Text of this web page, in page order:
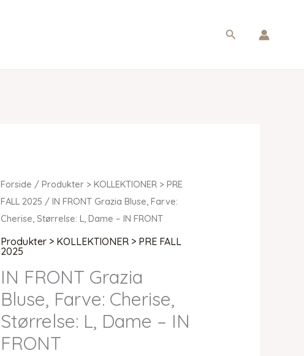
Søg
Forside /Produkter > KOLLEKTIONER > PRE
FALL 2025 / IN FRONT Grazia Bluse, Farve:
Cherise, Størrelse: L, Dame – IN FRONT
Produkter > KOLLEKTIONER > PRE FALL
2025
IN FRONT Grazia
Bluse, Farve: Cherise,
Størrelse: L, Dame – IN
FRONT